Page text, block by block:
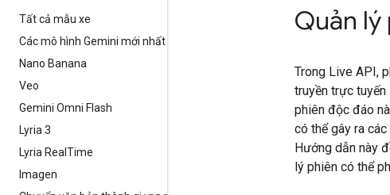
Tất cả mẫu xe
Các mô hình Gemini mới nhất
Nano Banana
Veo
Gemini Omni Flash
Lyria 3
Lyria Real Time
Imagen
Quản lý
Trong Live API,
truyền trực
phiên độc đáo
có thể gây ra
Hướng dẫn này
lý phiên có thể